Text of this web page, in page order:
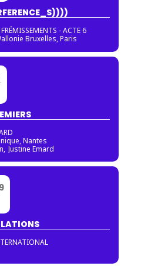
- ACTE 6
Bruxelles, Paris
Nantes
Justine Emard